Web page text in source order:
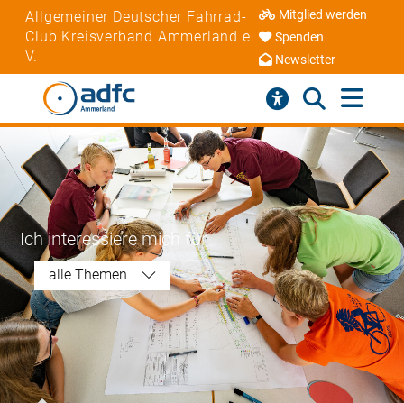
Allgemeiner Deutscher Fahrrad-
Club Kreisverband Ammerland e.
V.
Mitglied werden
Spenden
Newsletter
Ich interessiere mich für
alle Themen